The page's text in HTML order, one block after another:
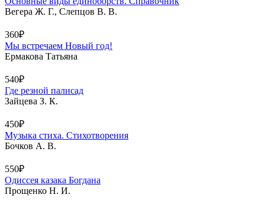
Вегера Ж. Г., Слепцов В. В.
360₽
Мы встречаем Новый год!
Ермакова Татьяна
540₽
Где резной палисад
Зайцева З. К.
450₽
Музыка стиха. Стихотворения
Бочков А. В.
550₽
Одиссея казака Богдана
Прощенко Н. И.